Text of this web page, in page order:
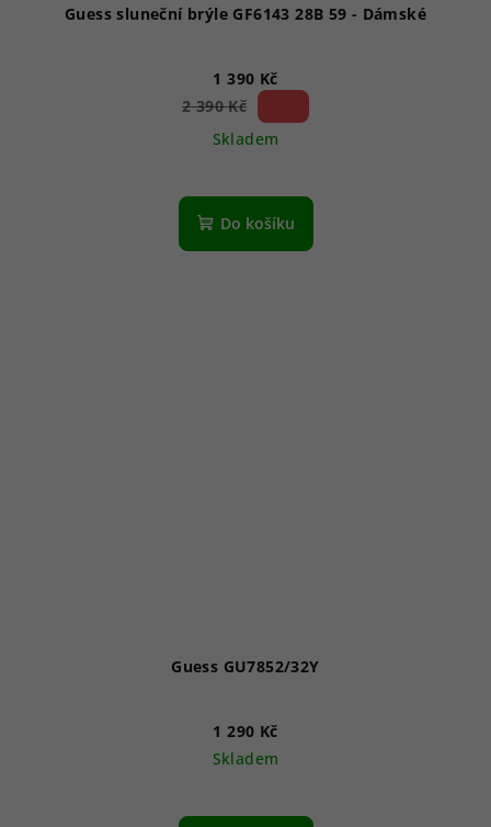
Guess sluneční brýle GF6143 28B 59 - Dámské
1 390 Kč
2 390 Kč
Skladem
Do košíku
Guess GU7852/32Y
1 290 Kč
Skladem